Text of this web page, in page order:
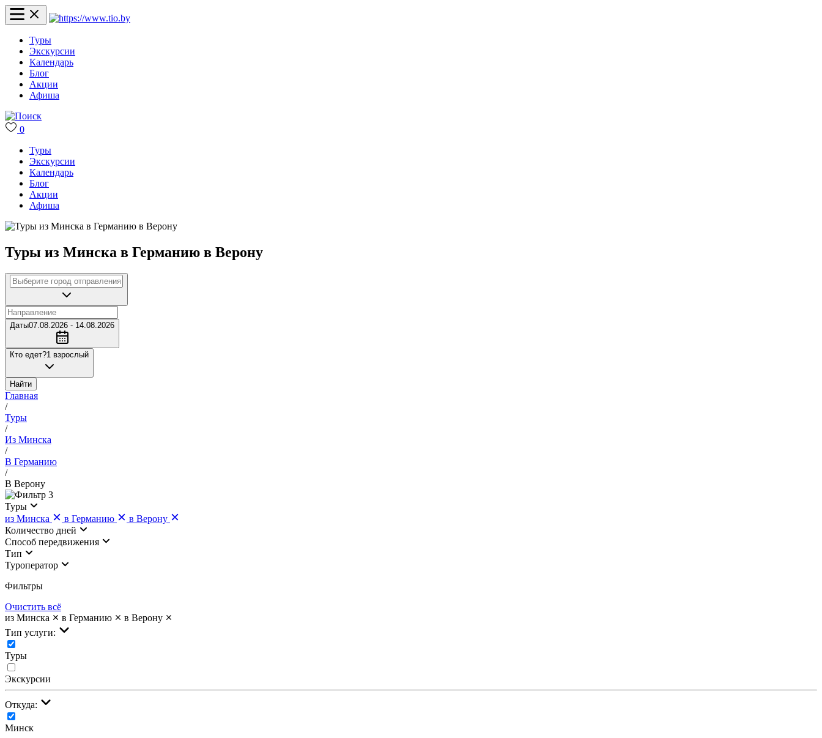
Туры
Экскурсии
Календарь
Блог
Акции
Афиша
0
Туры
Экскурсии
Календарь
Блог
Акции
Афиша
Туры из Минска в Германию в Верону
Даты07.08.2026 - 14.08.2026
Кто едет?1 взрослый
Найти
Главная
/
Туры
/
Из Минска
/
В Германию
/
В Верону
3
Туры
из Минска
в Германию
в Верону
Количество дней
Cпособ передвижения
Тип
Туроператор
Фильтры
Очистить всё
из Минска
в Германию
в Верону
Тип услуги:
Туры
Экскурсии
Откуда:
Минск